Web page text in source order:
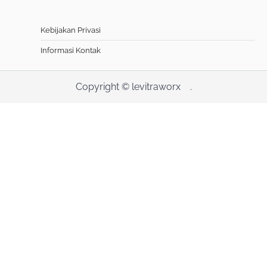
Kebijakan Privasi
Informasi Kontak
Copyright © levitraworx .